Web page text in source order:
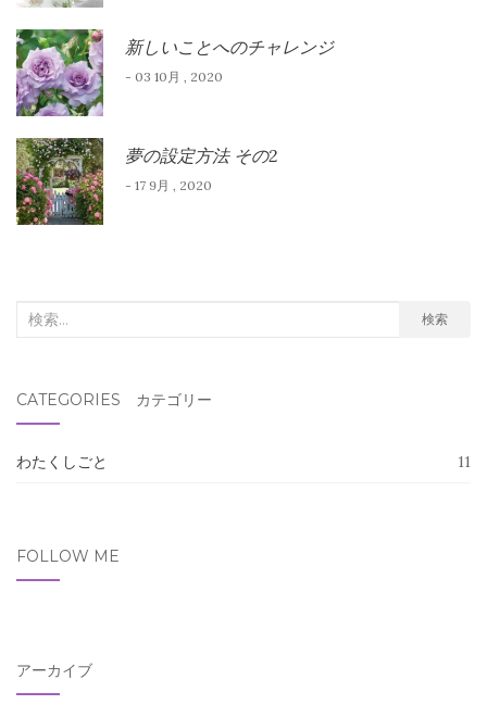
新しいことへのチャレンジ
- 03 10月 , 2020
夢の設定方法 その2
- 17 9月 , 2020
検
象:
検索
CATEGORIES カテゴリー
わたくしごと 11
FOLLOW ME
アーカイブ